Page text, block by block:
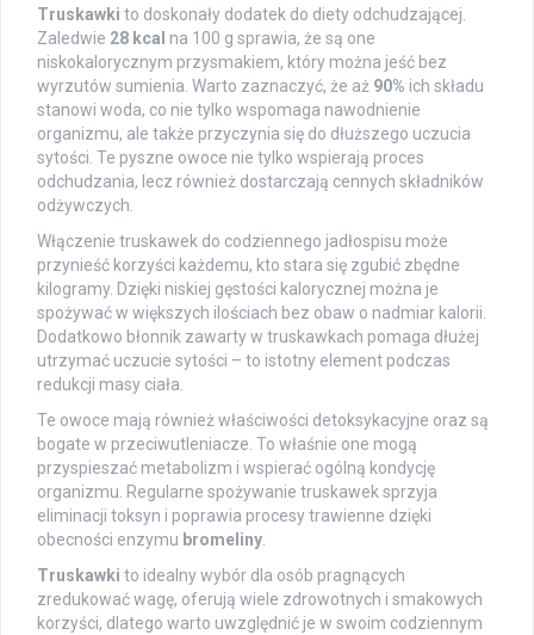
Truskawki to doskonały dodatek do diety odchudzającej.
Zaledwie 28 kcal na 100 g sprawia, że są one
niskokalorycznym przysmakiem, który można jeść bez
wyrzutów sumienia. Warto zaznaczyć, że aż 90% ich składu
stanowi woda, co nie tylko wspomaga nawodnienie
organizmu, ale także przyczynia się do dłuższego uczucia
sytości. Te pyszne owoce nie tylko wspierają proces
odchudzania, lecz również dostarczają cennych składników
odżywczych.
Włączenie truskawek do codziennego jadłospisu może
przynieść korzyści każdemu, kto stara się zgubić zbędne
kilogramy. Dzięki niskiej gęstości kalorycznej można je
spożywać w większych ilościach bez obaw o nadmiar kalorii.
Dodatkowo błonnik zawarty w truskawkach pomaga dłużej
utrzymać uczucie sytości – to istotny element podczas
redukcji masy ciała.
Te owoce mają również właściwości detoksykacyjne oraz są
bogate w przeciwutleniacze. To właśnie one mogą
przyspieszać metabolizm i wspierać ogólną kondycję
organizmu. Regularne spożywanie truskawek sprzyja
eliminacji toksyn i poprawia procesy trawienne dzięki
obecności enzymu bromeliny.
Truskawki to idealny wybór dla osób pragnących
zredukować wagę, oferują wiele zdrowotnych i smakowych
korzyści, dlatego warto uwzględnić je w swoim codziennym